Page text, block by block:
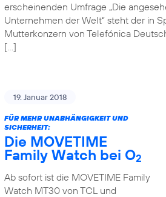
erscheinenden Umfrage „Die
Unternehmen der Welt“ steht der in
Mutterkonzern von Telefónica
[…]
19. Januar 2018
FÜR MEHR UNABHÄNGIGKEIT UND
SICHERHEIT:
Die MOVETIME
Family Watch bei O2
Ab sofort ist die MOVETIME Family
Watch MT30 von TCL und